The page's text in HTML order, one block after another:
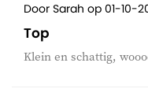
Door Sarah op 01-10-
Top
Klein en schattig,